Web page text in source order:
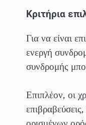
Κριτήρια
Για να είναι
ενεργή
συνδρομής
Επιπλέον, οι